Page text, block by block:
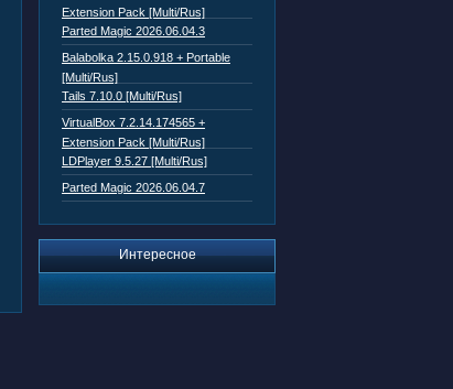
Extension Pack [Multi/Rus]
Parted Magic 2026.06.04.3
Balabolka 2.15.0.918 + Portable
[Multi/Rus]
Tails 7.10.0 [Multi/Rus]
VirtualBox 7.2.14.174565 +
Extension Pack [Multi/Rus]
LDPlayer 9.5.27 [Multi/Rus]
Parted Magic 2026.06.04.7
Интересное